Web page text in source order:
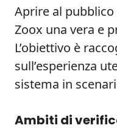
Aprire al
Zoox una vera e
L’obiettivo è
sull’esperienza
sistema in
Ambiti di